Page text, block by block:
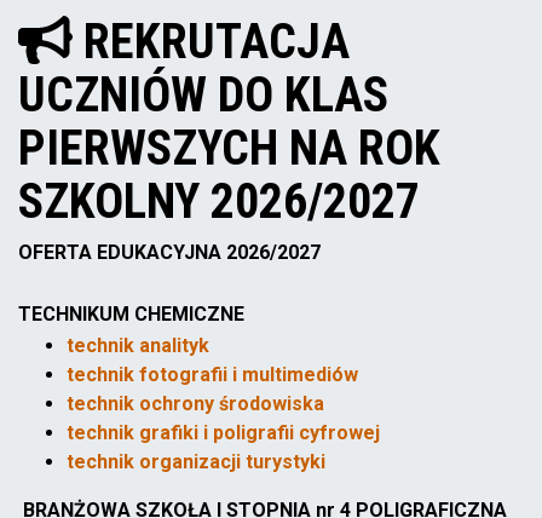
REKRUTACJA
UCZNIÓW DO KLAS
PIERWSZYCH NA ROK
SZKOLNY 2026/2027
OFERTA EDUKACYJNA 2026/2027
TECHNIKUM CHEMICZNE
technik analityk
technik fotografii i multimediów
technik ochrony środowiska
technik grafiki i poligrafii cyfrowej
technik organizacji turystyki
BRANŻOWA SZKOŁA I STOPNIA nr 4 POLIGRAFICZNA